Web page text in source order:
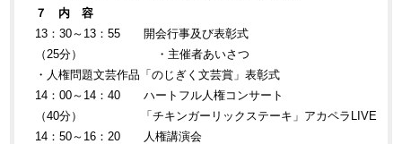
７ 内 容
13：30～13：55 開会行事及び表彰式
（25分） ・主催者あいさつ
・人権問題文芸作品「のじぎく文芸賞」表彰式
14：00～14：40 ハートフル人権コンサート
（40分） 「チキンガーリックステーキ」アカペラLIVE
14：50～16：20 人権講演会